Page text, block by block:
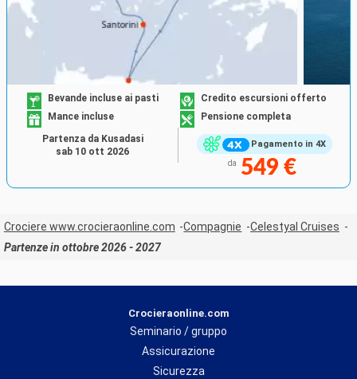
Pagamento in 4X
Bevande incluse ai pasti
Credito escursioni offerto
Mance incluse
Pensione completa
da 549 €
Partenza da Kusadasi
sab 10 ott 2026
Crociere www.crocieraonline.com Compagnie
Celestyal Cruises
Partenze in ottobre 2026 - 2027
Crocieraonline.com
Seminario / gruppo
Assicurazione
Sicurezza